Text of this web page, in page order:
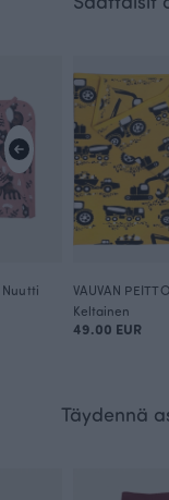
Nuutti
Keltainen
49.00 EUR
Täydennä